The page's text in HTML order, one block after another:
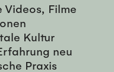
Videos, Filme
Kultur
neu
Praxis